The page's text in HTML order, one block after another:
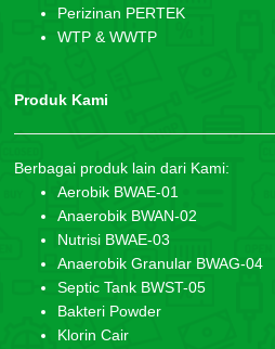
Perizinan PERTEK
WTP & WWTP
Produk Kami
Berbagai produk lain dari Kami:
Aerobik BWAE-01
Anaerobik BWAN-02
Nutrisi BWAE-03
Anaerobik Granular BWAG-04
Septic Tank BWST-05
Bakteri Powder
Klorin Cair